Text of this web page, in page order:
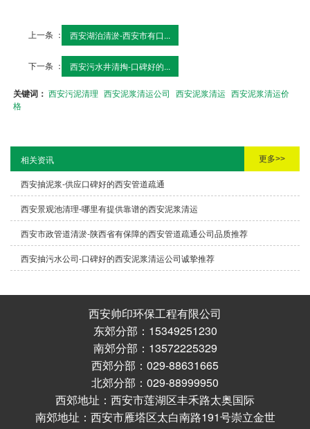
上一条 ： 西安湖泊清淤-西安市有口...
下一条 ： 西安污水井清掏-口碑好的...
关键词：西安污泥清理 西安泥浆清运公司 西安泥浆清运 西安泥浆清运价
格
相关资讯 更多>>
西安抽泥浆-供应口碑好的西安管道疏通
西安景观池清理-哪里有提供靠谱的西安泥浆清运
西安市政管道清淤-陕西省有保障的西安管道疏通公司品质推荐
西安抽污水公司-口碑好的西安泥浆清运公司诚挚推荐
西安帅印环保工程有限公司
东郊分部：15349251230
南郊分部：13572225329
西郊分部：029-88631665
北郊分部：029-88999950
西郊地址：西安市莲湖区丰禾路太奥国际
南郊地址：西安市雁塔区太白南路191号崇立金世